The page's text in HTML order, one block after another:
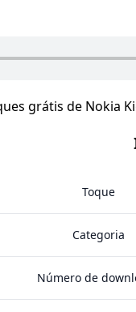
grátis de Nokia
Toque
Categoria
Número de